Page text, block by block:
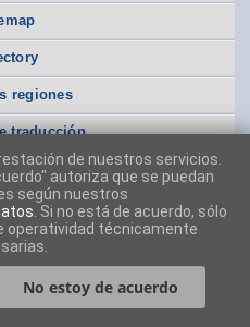
regiones
traducción
de nuestros servicios.
autoriza que se puedan
según nuestros
. Si no está de acuerdo, sólo
operatividad técnicamente